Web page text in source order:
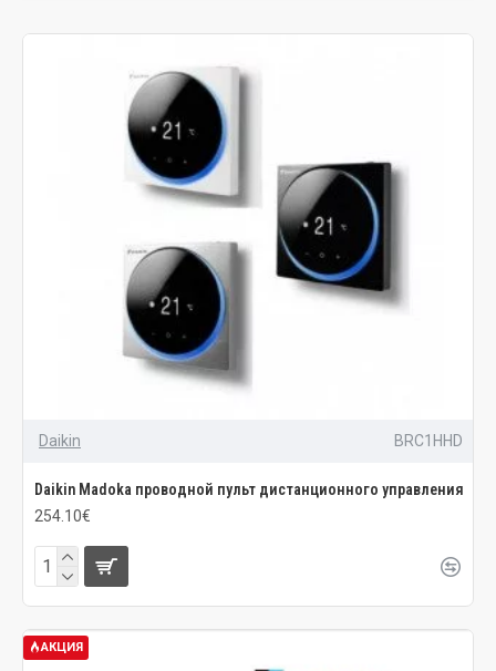
Daikin BRC1HHD
Daikin Madoka проводной пульт дистанционного управления
254.10€
АКЦИЯ